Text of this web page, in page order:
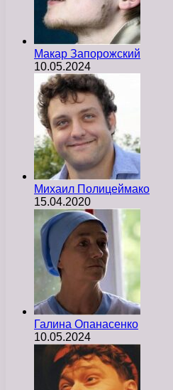
Макар Запорожский
10.05.2024
Михаил Полицеймако
15.04.2020
Галина Опанасенко
10.05.2024